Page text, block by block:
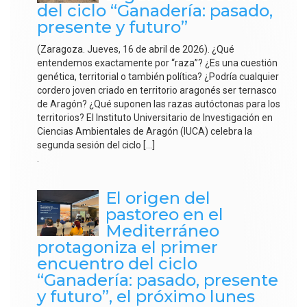
del ciclo “Ganadería: pasado,
presente y futuro”
(Zaragoza. Jueves, 16 de abril de 2026). ¿Qué
entendemos exactamente por “raza”? ¿Es una cuestión
genética, territorial o también política? ¿Podría cualquier
cordero joven criado en territorio aragonés ser ternasco
de Aragón? ¿Qué suponen las razas autóctonas para los
territorios? El Instituto Universitario de Investigación en
Ciencias Ambientales de Aragón (IUCA) celebra la
segunda sesión del ciclo […]
El origen del
pastoreo en el
Mediterráneo
protagoniza el primer
encuentro del ciclo
“Ganadería: pasado, presente
y futuro”, el próximo lunes